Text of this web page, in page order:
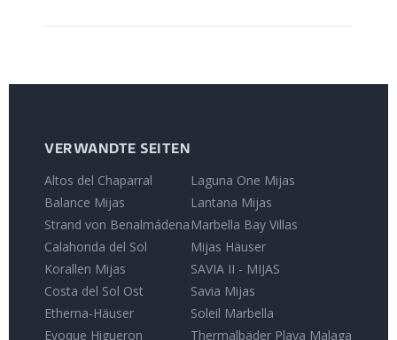
VERWANDTE SEITEN
Altos del Chaparral
Balance Mijas
Strand von Benalmádena
Calahonda del Sol
Korallen Mijas
Costa del Sol Ost
Etherna-Häuser
Evoque Higueron
Laguna One Mijas
Lantana Mijas
Marbella Bay Villas
Mijas Häuser
SAVIA II - MIJAS
Savia Mijas
Soleil Marbella
Thermalbäder Playa Malaga